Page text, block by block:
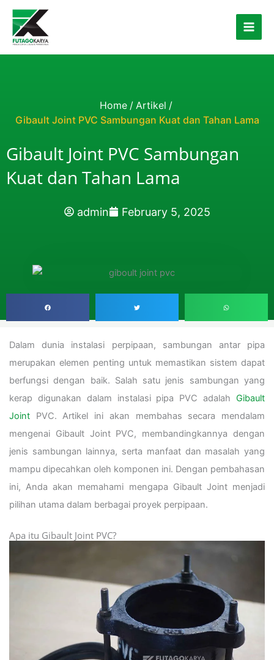
Skip to content
Home / Artikel /
Gibault Joint PVC Sambungan Kuat dan Tahan Lama
Gibault Joint PVC Sambungan
Kuat dan Tahan Lama
admin February 5, 2025
Dalam dunia instalasi perpipaan, sambungan antar pipa
merupakan elemen penting untuk memastikan sistem dapat
berfungsi dengan baik. Salah satu jenis sambungan yang
kerap digunakan dalam instalasi pipa PVC adalah Gibault
Joint PVC. Artikel ini akan membahas secara mendalam
mengenai Gibault Joint PVC, membandingkannya dengan
jenis sambungan lainnya, serta manfaat dan masalah yang
mampu dipecahkan oleh komponen ini. Dengan pembahasan
ini, Anda akan memahami mengapa Gibault Joint menjadi
pilihan utama dalam berbagai proyek perpipaan.
Apa itu Gibault Joint PVC?